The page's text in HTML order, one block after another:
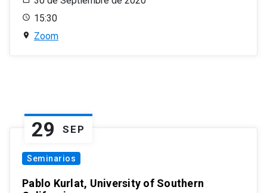
15:30
Zoom
29 SEP
Seminarios
Pablo Kurlat, University of Southern